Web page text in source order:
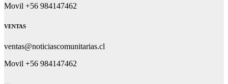
Movil +56 984147462
VENTAS
ventas@noticiascomunitarias.cl
Movil +56 984147462